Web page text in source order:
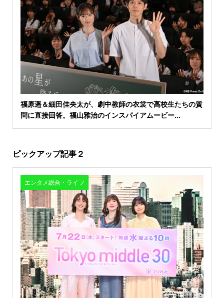
福原遥＆細田佳央太が、劇中教師の衣裳で高校生たちの質
問に直接回答。福山雅治のインスパイアムービー...
ピックアップ記事２
エンタメ総合・ライフ